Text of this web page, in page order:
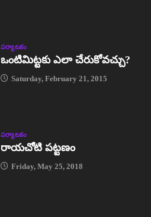
పర్యాటకం
ఒంటిమిట్టకు ఎలా చేరుకోవచ్చు?
Saturday, February 21, 2015
పర్యాటకం
రాయచోటి పట్టణం
Friday, May 25, 2018